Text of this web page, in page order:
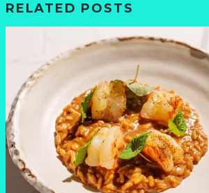
RELATED POSTS